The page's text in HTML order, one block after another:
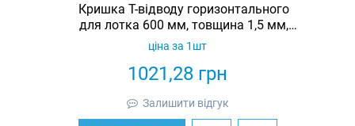
Кришка Т-відводу горизонтального
для лотка 600 мм, товщина 1,5 мм,
гарячеоцинкована, Eurotray
1021,28 грн
ціна за 1шт
Залишити відгук